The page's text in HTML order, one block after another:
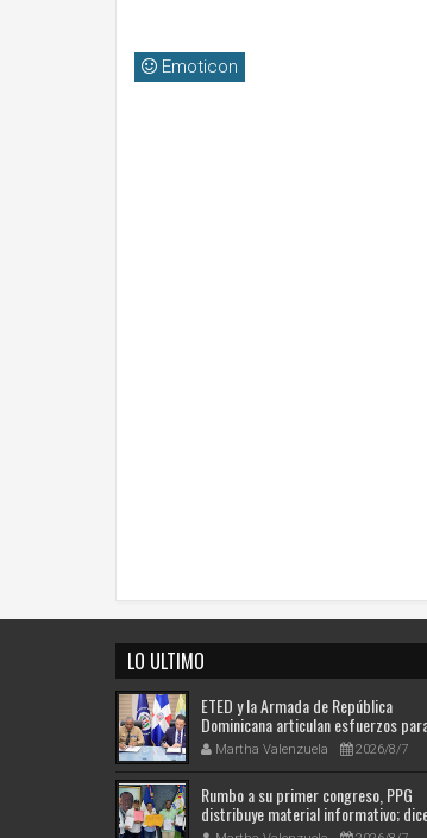
Emoticon
LO ULTIMO
ETED y la Armada de República
Dominicana articulan esfuerzos
el resguardo del Sistema de
Transmisión Eléctrica Nacional y
Martha Valenzuela 2026/8/7
Rumbo a su primer congreso, PPG
distribuye material informativo;